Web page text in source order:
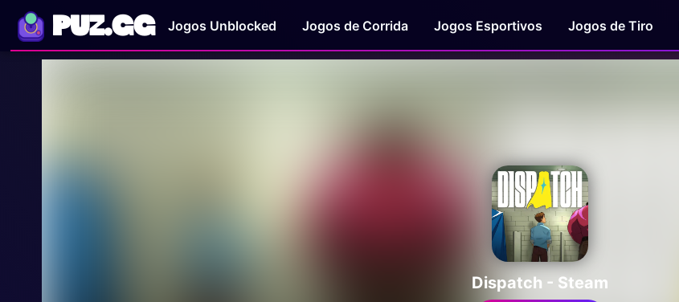
PUZ.GG Jogos Unblocked Jogos de Corrida Jogos Esportivos Jogos de Tiro
Dispatch - Steam